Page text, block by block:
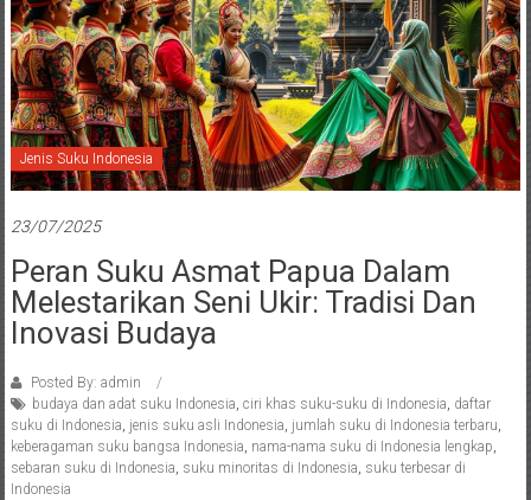
Jenis Suku Indonesia
23/07/2025
Peran Suku Asmat Papua Dalam
Melestarikan Seni Ukir: Tradisi Dan
Inovasi Budaya
Posted By: admin
budaya dan adat suku Indonesia, ciri khas suku-suku di Indonesia, daftar
suku di Indonesia, jenis suku asli Indonesia, jumlah suku di Indonesia terbaru,
keberagaman suku bangsa Indonesia, nama-nama suku di Indonesia lengkap,
sebaran suku di Indonesia, suku minoritas di Indonesia, suku terbesar di
Indonesia